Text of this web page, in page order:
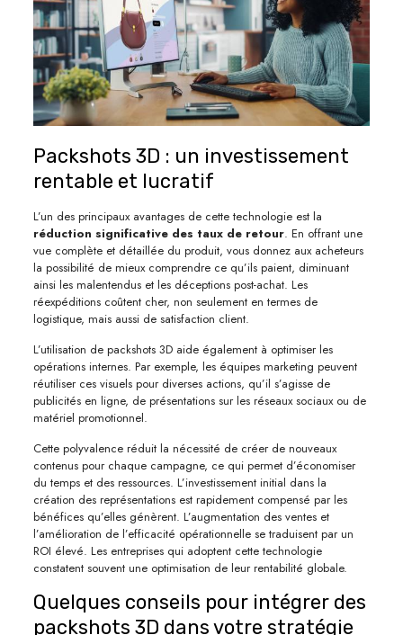
Packshots 3D : un investissement
rentable et lucratif
L’un des principaux avantages de cette technologie est la
réduction significative des taux de retour. En offrant une
vue complète et détaillée du produit, vous donnez aux acheteurs
la possibilité de mieux comprendre ce qu’ils paient, diminuant
ainsi les malentendus et les déceptions post-achat. Les
réexpéditions coûtent cher, non seulement en termes de
logistique, mais aussi de satisfaction client.
L’utilisation de packshots 3D aide également à optimiser les
opérations internes. Par exemple, les équipes marketing peuvent
réutiliser ces visuels pour diverses actions, qu’il s’agisse de
publicités en ligne, de présentations sur les réseaux sociaux ou de
matériel promotionnel.
Cette polyvalence réduit la nécessité de créer de nouveaux
contenus pour chaque campagne, ce qui permet d’économiser
du temps et des ressources. L’investissement initial dans la
création des représentations est rapidement compensé par les
bénéfices qu’elles génèrent. L’augmentation des ventes et
l’amélioration de l’efficacité opérationnelle se traduisent par un
ROI élevé. Les entreprises qui adoptent cette technologie
constatent souvent une optimisation de leur rentabilité globale.
Quelques conseils pour intégrer des
packshots 3D dans votre stratégie